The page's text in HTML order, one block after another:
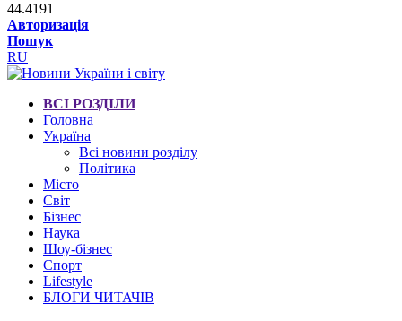
44.4191
Авторизація
Пошук
RU
ВСІ РОЗДІЛИ
Головна
Україна
Всі новини розділу
Політика
Місто
Світ
Бізнес
Наука
Шоу-бізнес
Спорт
Lifestyle
БЛОГИ ЧИТАЧІВ